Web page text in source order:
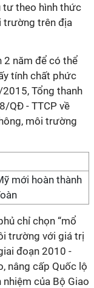
tư theo hình thức
trường trên địa
2 năm để có thể
tính chất phức
Tổng thanh
QĐ - TTCP về
môi trường
mới hoàn thành
chỉ chọn “mổ
trường với giá trị
đoạn 2010 -
nâng cấp Quốc lộ
của Bộ Giao